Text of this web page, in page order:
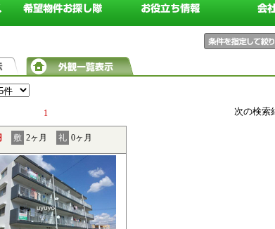
1 次の検
敷 2ヶ月 礼 0ヶ月